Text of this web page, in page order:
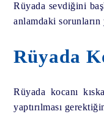
Rüyada sevdiğini
anlamdaki sorunların
Rüyada
Rüyada kocanı
yaptırılması